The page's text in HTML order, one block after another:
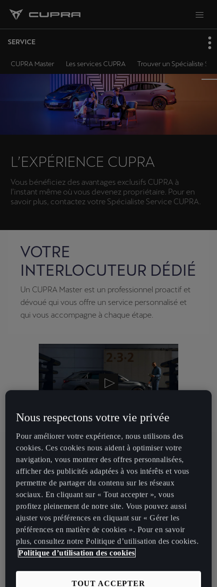
SERVICE
CUPRA Master Les services CUPRA Trouver un Spécialiste
L’EXPÉRIENCE CUPRA
Vous bénéficiez des avantages exclusifs CUPRA à
l’instant même où vous devenez propriétaire. Pour en
savoir plus, contactez votre Spécialiste Service CUPRA.
VOTRE
INTERLOCUTEUR DÉDIÉ
Un CUPRA Master est un professionnel proactif et
dévoué qui vous offre un service personnalisé et
qui vous accompagne à chaque étape.
VOUS ACCOMPAGNER
QUAND VOUS EN AVEZ
BESOIN
Pour que vous ne perdiez jamais le contact avec la route,
nous sommes à vos côtés quoiqu’il arrive.
Nous respectons votre vie privée
Pour améliorer votre expérience, nous utilisons des
cookies. Ces cookies nous aident à optimiser votre
navigation, vous montrer des offres personnalisées,
afficher des publicités adaptées à vos intérêts et vous
permettre de partager du contenu sur les réseaux
sociaux. En cliquant sur « Tout accepter », vous
profitez pleinement de notre site. Vous pouvez aussi
ajuster vos préférences en cliquant sur « Gérer les
préférences en matière de cookies ». Pour en savoir
plus, consultez notre Politique d’utilisation des cookies.
Politique d’utilisation des cookies
TOUT ACCEPTER